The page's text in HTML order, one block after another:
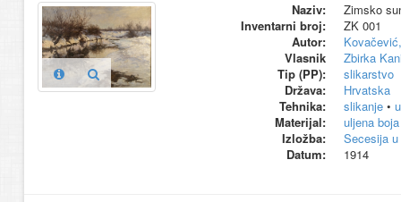
Naziv:
Zimsko
Inventarni broj:
ZK 001
Autor:
Vlasnik
Zbirka
Tip (PP):
slikarstvo
Država:
Hrvatska
Tehnika:
slikanje•
Materijal:
uljena boja
Izložba:
Secesija
Datum:
1914